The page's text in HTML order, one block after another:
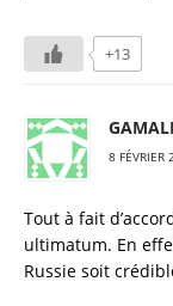
+13
8
Tout à fait
ultimatum. En
Russie soit